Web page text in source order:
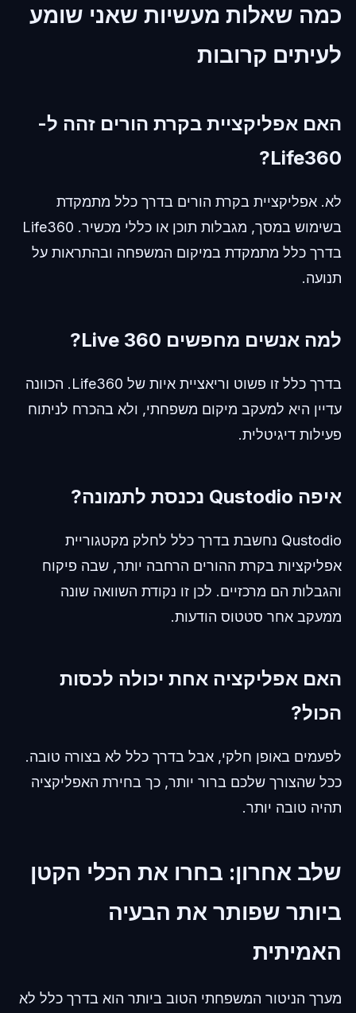
כמה שאלות מעשיות שאני שומע
לעיתים קרובות
האם אפליקציית בקרת הורים זהה ל-
Life360?
לא. אפליקציית בקרת הורים בדרך כלל מתמקדת
בשימוש במסך, מגבלות תוכן או כללי מכשיר. Life360
בדרך כלל מתמקדת במיקום המשפחה ובהתראות על
תנועה.
למה אנשים מחפשים Live 360?
בדרך כלל זו פשוט וריאציית איות של Life360. הכוונה
עדיין היא למעקב מיקום משפחתי, ולא בהכרח לניתוח
פעילות דיגיטלית.
איפה Qustodio נכנסת לתמונה?
Qustodio נחשבת בדרך כלל לחלק מקטגוריית
אפליקציות בקרת ההורים הרחבה יותר, שבה פיקוח
והגבלות הם מרכזיים. לכן זו נקודת השוואה שונה
ממעקב אחר סטטוס הודעות.
האם אפליקציה אחת יכולה לכסות
הכול?
לפעמים באופן חלקי, אבל בדרך כלל לא בצורה טובה.
ככל שהצורך שלכם ברור יותר, כך בחירת האפליקציה
תהיה טובה יותר.
שלב אחרון: בחרו את הכלי הקטן
ביותר שפותר את הבעיה
האמיתית
מערך הניטור המשפחתי הטוב ביותר הוא בדרך כלל לא